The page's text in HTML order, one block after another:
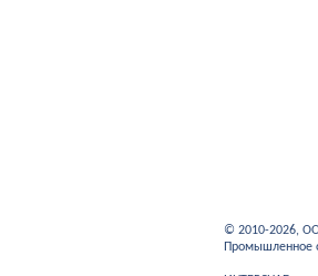
© 2010-2026,
Промышленное